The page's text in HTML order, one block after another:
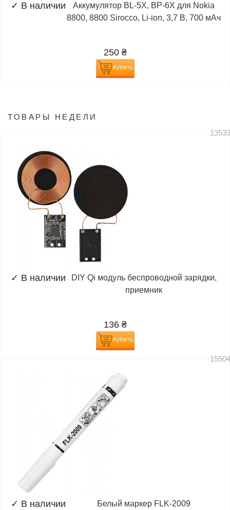
✓ В наличии
Аккумулятор BL-5X, BP-6X для Nokia
8800, 8800 Sirocco, Li-ion, 3,7 В, 700 мАч
250 ₴
Купить
ТОВАРЫ НЕДЕЛИ
✓ В наличии
DIY Qi модуль беспроводной зарядки,
приемник
136 ₴
Купить
✓ В наличии Белый маркер FLK-2009